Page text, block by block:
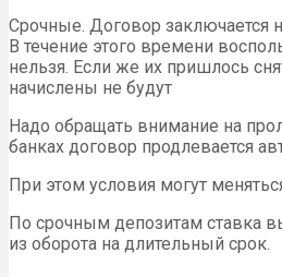
Срочные. Договор заключается
В течение этого времени
нельзя. Если же их пришлось
начислены не будут
Надо обращать внимание на
банках договор продлевается
При этом условия могут
По срочным депозитам ставка
из оборота на длительный срок.